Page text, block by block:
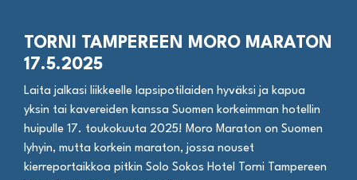
TORNI TAMPEREEN MORO MARATON
17.5.2025
Laita jalkasi liikkeelle lapsipotilaiden hyväksi ja kapua
yksin tai kavereiden kanssa Suomen korkeimman hotellin
huipulle 17. toukokuuta 2025! Moro Maraton on Suomen
lyhyin, mutta korkein maraton, jossa nouset
kierreportaikkoa pitkin Solo Sokos Hotel Torni Tampereen